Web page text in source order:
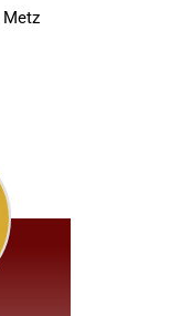
Metz